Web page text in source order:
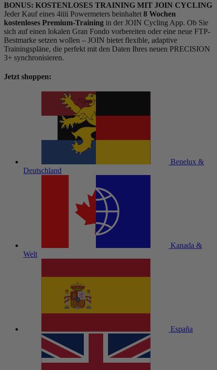
BONUS: KOSTENLOSES TRAINING MIT JOIN CYCLING
Jeder Kauf eines 4iiii Powermeters beinhaltet 8 Wochen
kostenloses Premium-Training in der JOIN Cycling App. Ob Sie
sich auf einen lokalen Gran Fondo vorbereiten oder eine neue FTP-
Bestmarke setzen wollen – JOIN bietet flexible, adaptive
Trainingspläne, die perfekt mit den Daten Ihres neuen PRECISION
3+ synchronisieren.
Jetzt shoppen:
Benelux &
Deutschland
Kanada &
Welt
España